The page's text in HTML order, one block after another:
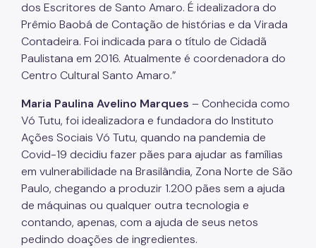
Adolescente - FUMCAD
Assessoria de Imprensa
Painel da Rede de Direitos Humanos
Sobre Direitos Humanos
Legislação
Links Úteis
Proteção de Dados Pessoais e Privacidade
dos Escritores de Santo Amaro. É idealizadora do
Prêmio Baobá de Contação de histórias e da Virada
Contadeira. Foi indicada para o título de Cidadã
Paulistana em 2016. Atualmente é coordenadora do
Centro Cultural Santo Amaro.”
Maria Paulina Avelino Marques – Conhecida como
Vó Tutu, foi idealizadora e fundadora do Instituto
Ações Sociais Vó Tutu, quando na pandemia de
Covid-19 decidiu fazer pães para ajudar as famílias
em vulnerabilidade na Brasilândia, Zona Norte de São
Paulo, chegando a produzir 1.200 pães sem a ajuda
de máquinas ou qualquer outra tecnologia e
contando, apenas, com a ajuda de seus netos
pedindo doações de ingredientes.